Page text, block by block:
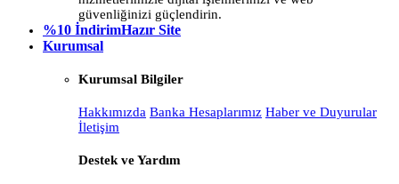
güvenliğinizi güçlendirin.
%10 İndirimHazır Site
Kurumsal
Kurumsal Bilgiler
Hakkımızda Banka Hesaplarımız Haber ve Duyurular
İletişim
Destek ve Yardım